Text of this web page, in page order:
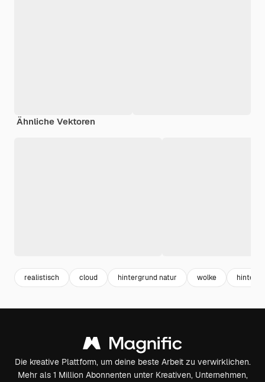
Ähnliche Vektoren
realistisch cloud hintergrund natur wolke
Die kreative Plattform, um deine beste Arbeit zu verwirklichen.
Mehr als 1 Million Abonnenten unter Kreativen, Unternehmen,